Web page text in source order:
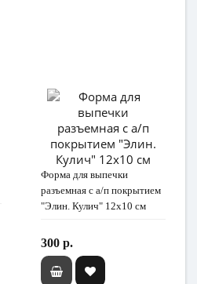
Форма для выпечки
разъемная с а/п покрытием
"Элин. Кулич" 12х10 см
300 р.